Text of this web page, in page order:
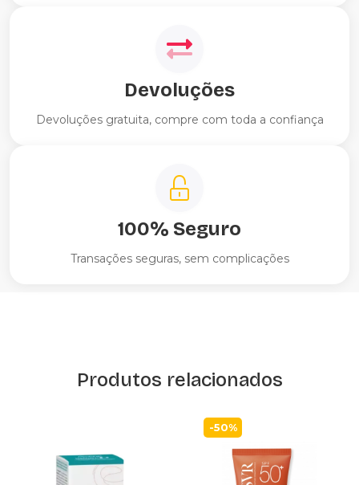
Devoluções
Devoluções gratuita, compre com toda a confiança
100% Seguro
Transações seguras, sem complicações
Produtos relacionados
-50%